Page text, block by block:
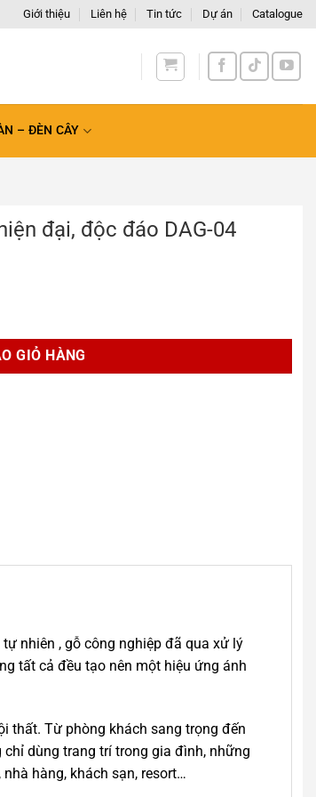
Giới thiệu Liên hệ Tin tức Dự án Catalogue
– ĐÈN CÂY
đại, độc đáo DAG-04
04 số lượng
GIỎ HÀNG
nhiên , gỗ công nghiệp đã qua xử lý
tất cả đều tạo nên một hiệu ứng ánh
thất. Từ phòng khách sang trọng đến
dùng trang trí trong gia đình, những
hàng, khách sạn, resort…